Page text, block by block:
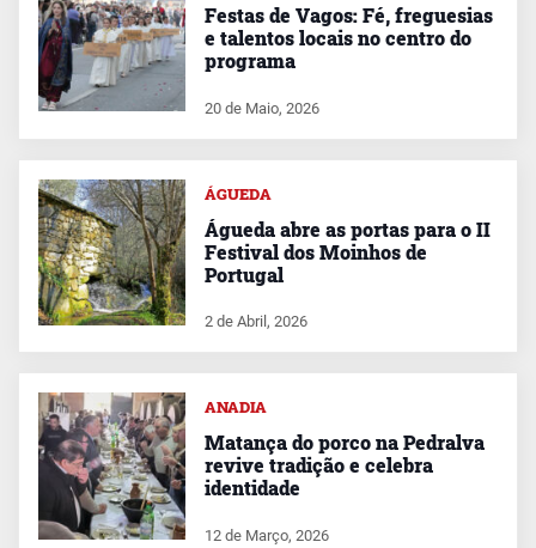
Festas de Vagos: Fé, freguesias
e talentos locais no centro do
programa
20 de Maio, 2026
ÁGUEDA
Águeda abre as portas para o II
Festival dos Moinhos de
Portugal
2 de Abril, 2026
ANADIA
Matança do porco na Pedralva
revive tradição e celebra
identidade
12 de Março, 2026